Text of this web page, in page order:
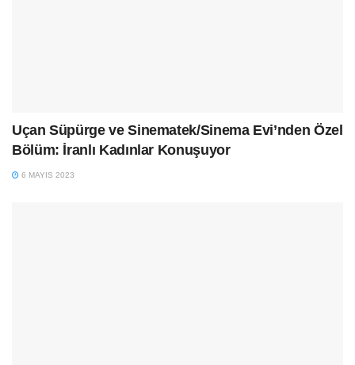
Uçan Süpürge ve Sinematek/Sinema Evi’nden Özel
Bölüm: İranlı Kadınlar Konuşuyor
6 MAYIS 2023